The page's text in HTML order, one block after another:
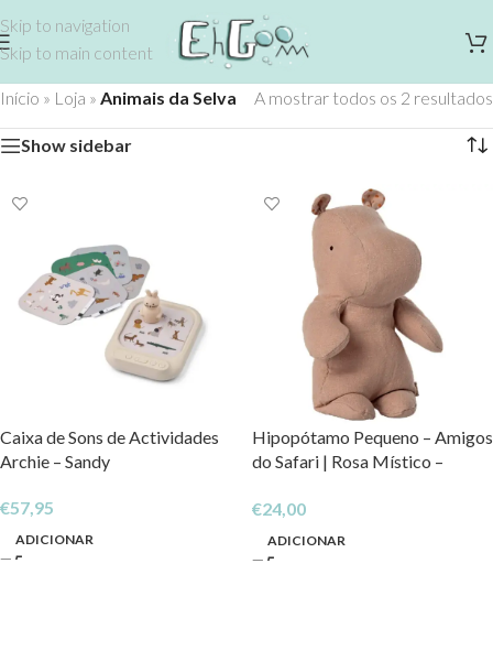
Skip to navigation
Skip to main content
Início » Loja » Animais da Selva A mostrar todos os 2 resultados
Show sidebar
Caixa de Sons de Actividades
Archie – Sandy
€57,95
ADICIONAR
Hipopótamo Pequeno – Amigos
do Safari | Rosa Místico –
€24,00
ADICIONAR